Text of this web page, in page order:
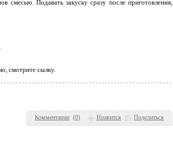
Комментарии (0) Нравится Поделиться
смесью. Подавать закуску сразу после приготовления,
смотрите сылку.